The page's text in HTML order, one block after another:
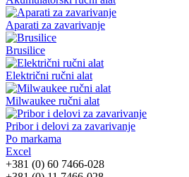
Aparati za zavarivanje
Brusilice
Električni ručni alat
Milwaukee ručni alat
Pribor i delovi za zavarivanje
Po markama
Excel
+381 (0) 60 7466-028